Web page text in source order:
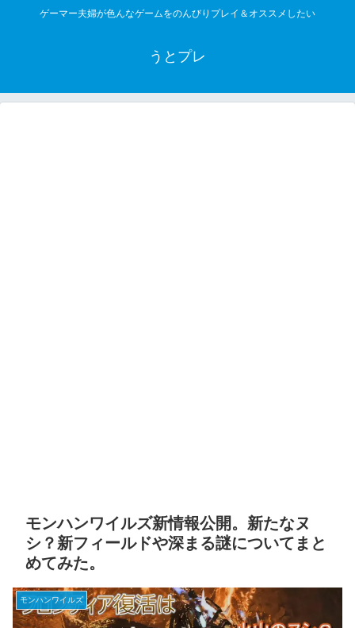
ゲーマー夫婦が色んなゲームをのんびりプレイ＆オススメしたい
うとプレ
モンハンワイルズ新情報公開。新たなヌ
シ？新フィールドや深まる謎についてまと
めてみた。
モンハンワイルズ